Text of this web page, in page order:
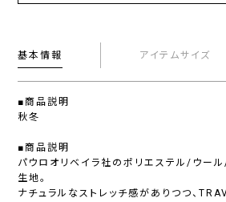
基本情報 アイテムサイズ
■商品説明
秋冬
■商品説明
パウロオリベイラ社のポリエステル/ウー
生地。
ナチュラルなストレッチ感がありつつ、